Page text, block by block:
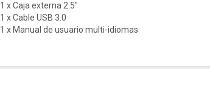
1 x Caja externa 2.5"
1 x Cable USB 3.0
1 x Manual de usuario multi-idiomas